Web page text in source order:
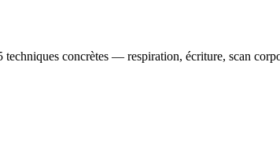
concrètes — respiration, écriture, scan